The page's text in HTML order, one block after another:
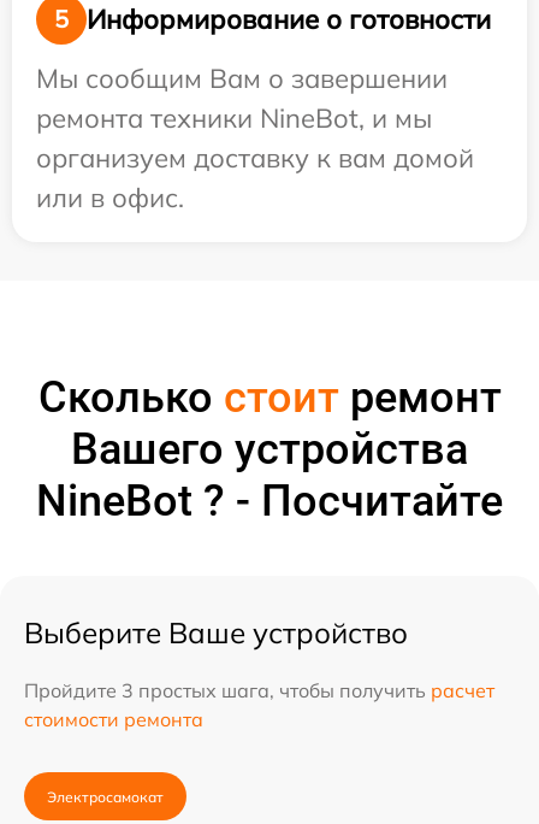
5
Информирование о готовности
Мы сообщим Вам о завершении
ремонта техники NineBot, и мы
организуем доставку к вам домой
или в офис.
Сколько стоитремонт
Вашего устройства
NineBot ? - Посчитайте
Выберите Ваше устройство
Пройдите 3 простых шага, чтобы получить расчет
стоимости ремонта
Электросамокат